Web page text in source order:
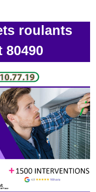
roulants
80490